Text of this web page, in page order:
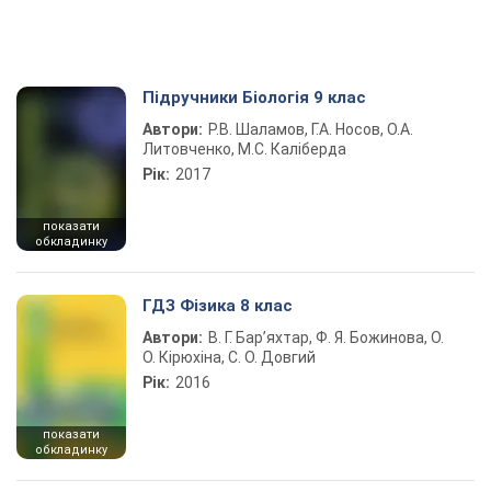
показати
обкладинку
Підручники Біологія 9 клас
Автори: Р.В. Шаламов, Г.А. Носов, О.А.
Литовченко, М.С. Каліберда
Рік: 2017
показати
обкладинку
ГДЗ Фізика 8 клас
Автори: В. Г. Бар’яхтар, Ф. Я. Божинова, О.
О. Кірюхіна, С. О. Довгий
Рік: 2016